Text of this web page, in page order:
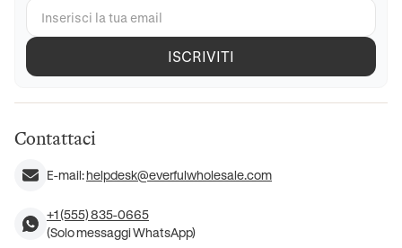
ISCRIVITI
Contattaci
E-mail:helpdesk@everfulwholesale.com
+1 (555) 835-0665
(Solo messaggi WhatsApp)